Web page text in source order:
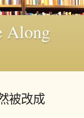
Along
被改成